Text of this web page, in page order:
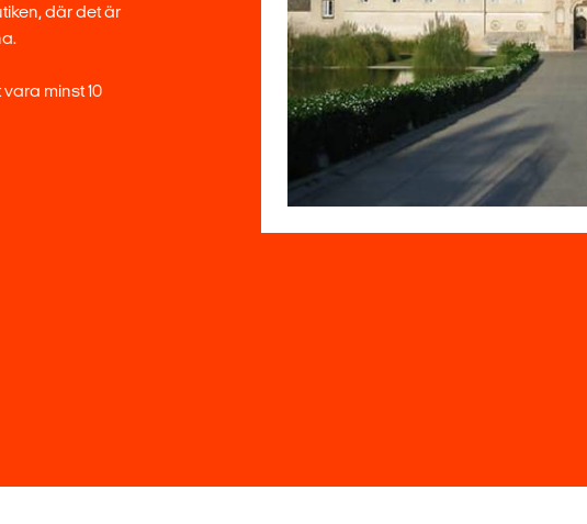
där det är
minst 10